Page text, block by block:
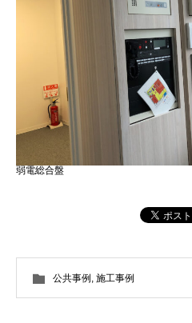
弱電総合盤
公共事例 , 施工事例